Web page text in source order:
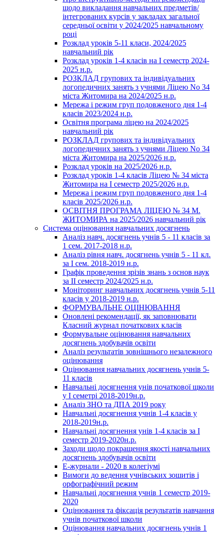
щодо викладання навчальних предметів/
інтегрованих курсів у закладах загальної
середньої освіти у 2024/2025 навчальному
році
Розклад уроків 5-11 класи, 2024/2025
навчальний рік
Розклад уроків 1-4 класів на І семестр 2024-
2025 н.р.
РОЗКЛАД групових та індивідуальних
логопедичних занять з учнями Ліцею No 34
міста Житомира на 2024/2025 н.р.
Мережа і режим груп подовженого дня 1-4
класів 2023/2024 н.р.
Освітня програма ліцею на 2024/2025
навчальний рік
РОЗКЛАД групових та індивідуальних
логопедичних занять з учнями Ліцею No 34
міста Житомира на 2025/2026 н.р.
Розклад уроків на 2025/2026 н.р.
Розклад уроків 1-4 класів Ліцею № 34 міста
Житомира на І семестр 2025/2026 н.р.
Мережа і режим груп подовженого дня 1-4
класів 2025/2026 н.р.
ОСВІТНЯ ПРОГРАМА ЛІЦЕЮ № 34 М.
ЖИТОМИРА на 2025/2026 навчальний рік
Система оцінювання навчальних досягнень
Аналіз навч. досягнень учнів 5 - 11 класів за
1 сем. 2017-2018 н.р.
Аналіз рівня навч. досягнень учнів 5 - 11 кл.
за І сем. 2018-2019 н.р.
Графік проведення зрізів знань з основ наук
за ІІ семестр 2024/2025 н.р.
Моніторинг навчальних досягнень учнів 5-11
класів у 2018-2019 н.р.
ФОРМУВАЛЬНЕ ОЦІНЮВАННЯ
Оновлені рекомендації, як заповнювати
Класний журнал початкових класів
Формувальне оцінювання навчальних
досягнень здобувачів освіти
Аналіз результатів зовнішнього незалежного
оцінювання
Оцінювання навчальних досягнень учнів 5-
11 класів
Навчальні досягнення унів початкової щколи
у І семетрі 2018-2019н.р.
Аналіз ЗНО та ДПА 2019 року
Навчальні досягнення учнів 1-4 класів у
2018-2019н.р.
Навчальні досягнення унів 1-4 класів за І
семестр 2019-2020н.р.
Заходи щодо покращення якості навчальних
досягнень здобувачів освіти
Е-журнали - 2020 в колегіумі
Вимоги до ведення учнівських зошитів і
орфографічний режим
Навчальні досягнення учнів 1 семестр 2019-
2020
Оцінювання та фіксація результатів навчання
учнів початкової школи
Оцінювання навчальних досягнень учнів 1